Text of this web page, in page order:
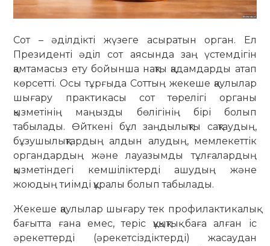
Сот – әділдікті жүзеге асыратын орган. Ел
Президенті әділ сот аясында заң үстемдігін
қамтамасыз ету бойынша нақты қадамдарды атап
көрсетті. Осы тұрғыда Соттың жекеше қаулылар
шығару практикасы сот төрелігі органы
қызметінің маңызды бөлігінің бірі болып
табылады. Өйткені бұл заңдылықты сақтаудың,
бұзушылықтардың алдын алудың, мемлекеттік
органдардың және лауазымды тұлғалардың
қызметіндегі кемшіліктерді ашудың және
жоюдың тиімді құралы болып табылады.
Жекеше қаулылар шығару тек профилактикалық
бағытта ғана емес, теріс құқықтық баға алған іс
әрекеттерді (әрекетсіздіктерді) жасаудан